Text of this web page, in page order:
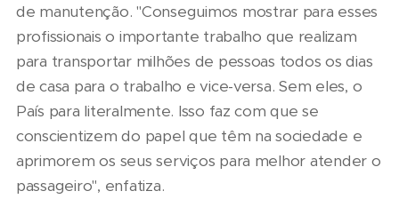
de manutenção. "Conseguimos mostrar para esses
profissionais o importante trabalho que realizam
para transportar milhões de pessoas todos os dias
de casa para o trabalho e vice-versa. Sem eles, o
País para literalmente. Isso faz com que se
conscientizem do papel que têm na sociedade e
aprimorem os seus serviços para melhor atender o
passageiro", enfatiza.